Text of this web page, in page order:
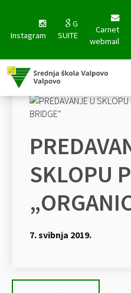
Instagram
G
SUITE
Carnet
webmail
SKLOPU
7. svibnja 2019.